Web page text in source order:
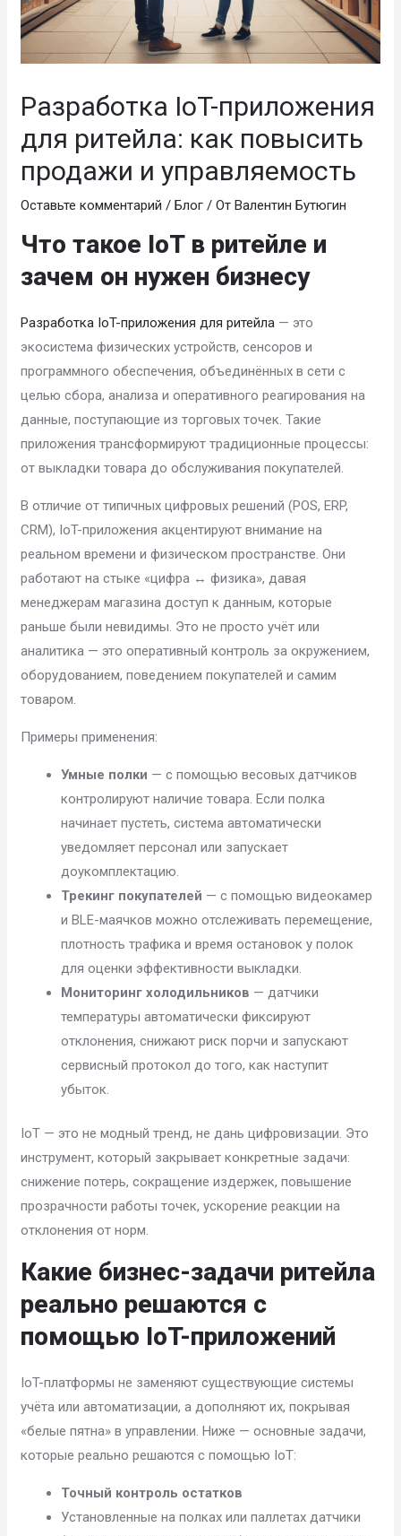
Разработка IoT-приложения
для ритейла: как повысить
продажи и управляемость
Оставьте комментарий /Блог / ОтВалентин Бутюгин
Что такое IoT в ритейле и
зачем он нужен бизнесу
Разработка IoT-приложения для ритейла — это
экосистема физических устройств, сенсоров и
программного обеспечения, объединённых в сети с
целью сбора, анализа и оперативного реагирования на
данные, поступающие из торговых точек. Такие
приложения трансформируют традиционные процессы:
от выкладки товара до обслуживания покупателей.
В отличие от типичных цифровых решений (POS, ERP,
CRM), IoT-приложения акцентируют внимание на
реальном времени и физическом пространстве. Они
работают на стыке «цифра ↔ физика», давая
менеджерам магазина доступ к данным, которые
раньше были невидимы. Это не просто учёт или
аналитика — это оперативный контроль за окружением,
оборудованием, поведением покупателей и самим
товаром.
Примеры применения:
Умные полки — с помощью весовых датчиков
контролируют наличие товара. Если полка
начинает пустеть, система автоматически
уведомляет персонал или запускает
доукомплектацию.
Трекинг покупателей — с помощью видеокамер
и BLE-маячков можно отслеживать перемещение,
плотность трафика и время остановок у полок
для оценки эффективности выкладки.
Мониторинг холодильников — датчики
температуры автоматически фиксируют
отклонения, снижают риск порчи и запускают
сервисный протокол до того, как наступит
убыток.
IoT — это не модный тренд, не дань цифровизации. Это
инструмент, который закрывает конкретные задачи:
снижение потерь, сокращение издержек, повышение
прозрачности работы точек, ускорение реакции на
отклонения от норм.
Какие бизнес-задачи ритейла
реально решаются с
помощью IoT-приложений
IoT-платформы не заменяют существующие системы
учёта или автоматизации, а дополняют их, покрывая
«белые пятна» в управлении. Ниже — основные задачи,
которые реально решаются с помощью IoT:
Точный контроль остатков
Установленные на полках или паллетах датчики